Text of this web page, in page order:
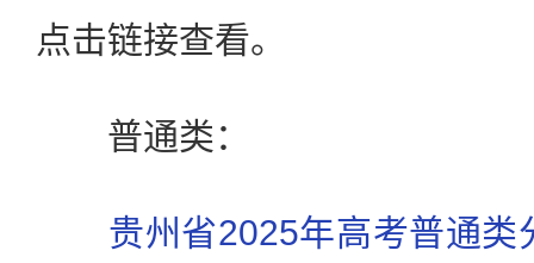
点击链接查看。
普通类：
贵州省2025年高考普通类